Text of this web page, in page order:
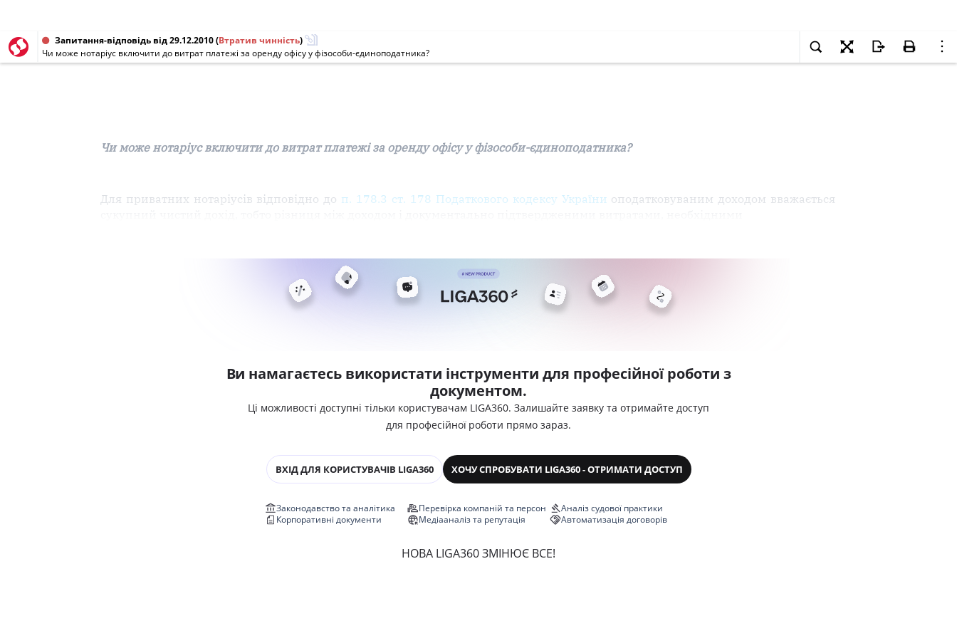
Запитання-відповідь від 29.12.2010(Втратив чинність)
Чи може нотаріус включити до витрат платежі за оренду офісу у фізособи-єдиноподатника?
Чи може нотаріус включити до витрат платежі за оренду офісу у фізособи-єдиноподатника?
Для приватних нотаріусів відповідно до п. 178.3 ст. 178 Податкового кодексу України оподатковуваним доходом вважається
Ви намагаєтесь використати інструменти для професійної роботи з
документом.
Ці можливості доступні тільки користувачам LIGA360. Залишайте заявку та отримайте доступ
для професійної роботи прямо зараз.
ВХІД ДЛЯ КОРИСТУВАЧІВ LIGA360 ХОЧУ СПРОБУВАТИ LIGA360 - ОТРИМАТИ ДОСТУП
Законодавство та аналітика
Корпоративні документи
Перевірка компаній та персон
Медіааналіз та репутація
Аналіз судової практики
Автоматизація договорів
НОВА LIGA360 ЗМІНЮЄ ВСЕ!